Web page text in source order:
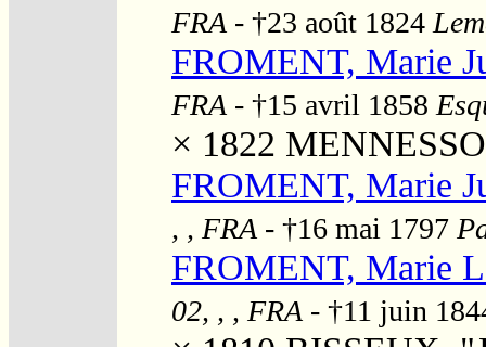
FRA - †23 août 1824
FROMENT, Marie
FRA - †15 avril 1858
× 1822
FROMENT, Marie
, , FRA - †16 mai 1797
FROMENT, Marie
02, , , FRA - †11 juin